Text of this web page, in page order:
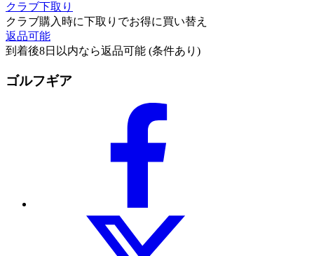
クラブ下取り
クラブ購入時に下取りでお得に買い替え
返品可能
到着後8日以内なら返品可能 (条件あり)
ゴルフギア